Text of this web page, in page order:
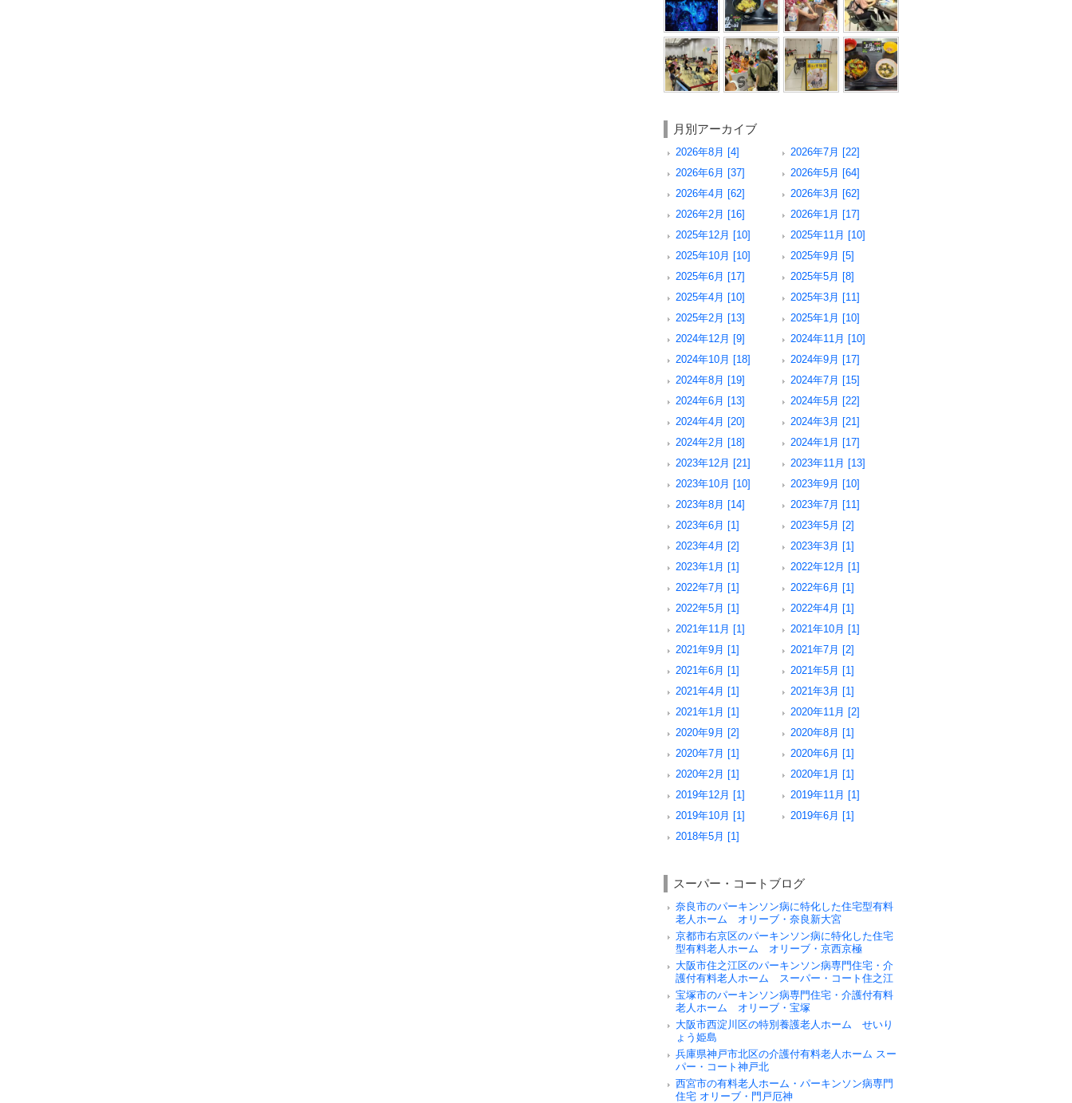
月別アーカイブ
2026年8月 [4]
2026年7月 [22]
2026年6月 [37]
2026年5月 [64]
2026年4月 [62]
2026年3月 [62]
2026年2月 [16]
2026年1月 [17]
2025年12月 [10]
2025年11月 [10]
2025年10月 [10]
2025年9月 [5]
2025年6月 [17]
2025年5月 [8]
2025年4月 [10]
2025年3月 [11]
2025年2月 [13]
2025年1月 [10]
2024年12月 [9]
2024年11月 [10]
2024年10月 [18]
2024年9月 [17]
2024年8月 [19]
2024年7月 [15]
2024年6月 [13]
2024年5月 [22]
2024年4月 [20]
2024年3月 [21]
2024年2月 [18]
2024年1月 [17]
2023年12月 [21]
2023年11月 [13]
2023年10月 [10]
2023年9月 [10]
2023年8月 [14]
2023年7月 [11]
2023年6月 [1]
2023年5月 [2]
2023年4月 [2]
2023年3月 [1]
2023年1月 [1]
2022年12月 [1]
2022年7月 [1]
2022年6月 [1]
2022年5月 [1]
2022年4月 [1]
2021年11月 [1]
2021年10月 [1]
2021年9月 [1]
2021年7月 [2]
2021年6月 [1]
2021年5月 [1]
2021年4月 [1]
2021年3月 [1]
2021年1月 [1]
2020年11月 [2]
2020年9月 [2]
2020年8月 [1]
2020年7月 [1]
2020年6月 [1]
2020年2月 [1]
2020年1月 [1]
2019年12月 [1]
2019年11月 [1]
2019年10月 [1]
2019年6月 [1]
2018年5月 [1]
スーパー・コートブログ
奈良市のパーキンソン病に特化した住宅型有料
老人ホーム オリーブ・奈良新大宮
京都市右京区のパーキンソン病に特化した住宅
型有料老人ホーム オリーブ・京西京極
大阪市住之江区のパーキンソン病専門住宅・介
護付有料老人ホーム スーパー・コート住之江
宝塚市のパーキンソン病専門住宅・介護付有料
老人ホーム オリーブ・宝塚
大阪市西淀川区の特別養護老人ホーム せいり
ょう姫島
兵庫県神戸市北区の介護付有料老人ホーム スー
パー・コート神戸北
西宮市の有料老人ホーム・パーキンソン病専門
住宅 オリーブ・門戸厄神